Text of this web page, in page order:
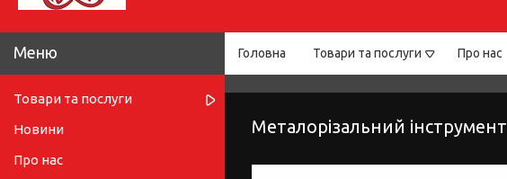
Головна Товари та послуги Про нас
Металорізальний інструмент
Товари та послуги
Новини
Про нас